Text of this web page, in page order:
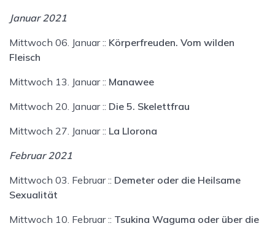
Januar 2021
Mittwoch 06. Januar :: Körperfreuden. Vom wilden
Fleisch
Mittwoch 13. Januar :: Manawee
Mittwoch 20. Januar :: Die 5. Skelettfrau
Mittwoch 27. Januar :: La Llorona
Februar 2021
Mittwoch 03. Februar :: Demeter oder die Heilsame
Sexualität
Mittwoch 10. Februar :: Tsukina Waguma oder über die